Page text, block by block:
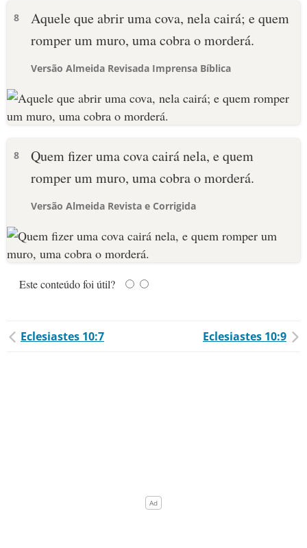
8
Aquele que abrir uma cova, nela cairá; e quem
romper um muro, uma cobra o morderá.
Versão Almeida Revisada Imprensa Bíblica
8
Quem fizer uma cova cairá nela, e quem
romper um muro, uma cobra o morderá.
Versão Almeida Revista e Corrigida
Este conteúdo foi útil?
Eclesiastes 10:7 Eclesiastes 10:9